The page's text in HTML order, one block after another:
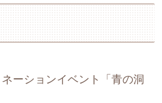
ーションイベント「青の洞